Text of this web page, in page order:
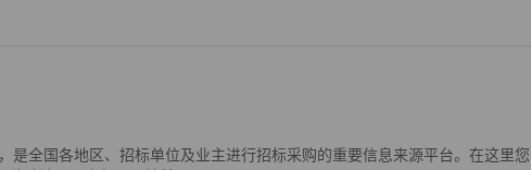
国各地区、招标单位及业主进行招标采购的重要信息来源平台。在这里